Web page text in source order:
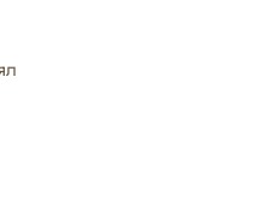
вкуса, ведь наш
с теплом, вниманием к